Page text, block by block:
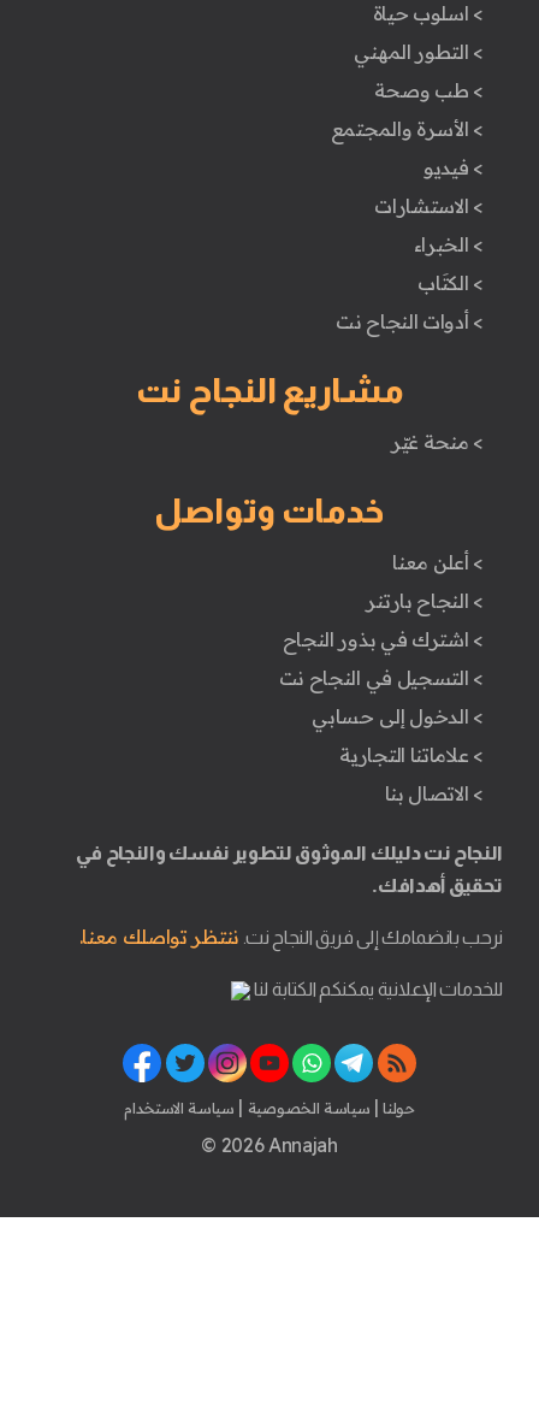
> اسلوب حياة
> التطور المهني
> طب وصحة
> الأسرة والمجتمع
> فيديو
> الاستشارات
> الخبراء
> الكتَاب
> أدوات النجاح نت
مشاريع النجاح نت
> منحة غيّر
خدمات وتواصل
> أعلن معنا
> النجاح بارتنر
> اشترك في بذور النجاح
> التسجيل في النجاح نت
> الدخول إلى حسابي
> علاماتنا التجارية
> الاتصال بنا
النجاح نت دليلك الموثوق لتطوير نفسك والنجاح في
تحقيق أهدافك.
نرحب بانضمامك إلى فريق النجاح نت. ننتظر تواصلك معنا.
للخدمات الإعلانية يمكنكم الكتابة لنا
حولنا | سياسة الخصوصية | سياسة الاستخدام
© 2026 Annajah